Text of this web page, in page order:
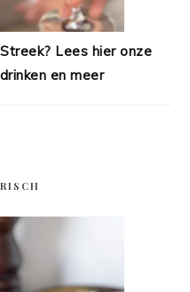
Lees hier onze
en meer